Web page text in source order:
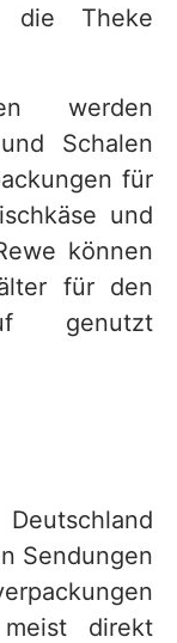
die Theke
werden
Schalen
für
und
können
für den
genutzt
Sendungen
direkt